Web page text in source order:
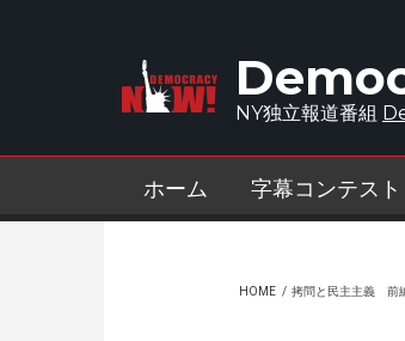
NY独立報道番組
ホーム 字幕コンテスト
HOME / 拷問と民主主義 前